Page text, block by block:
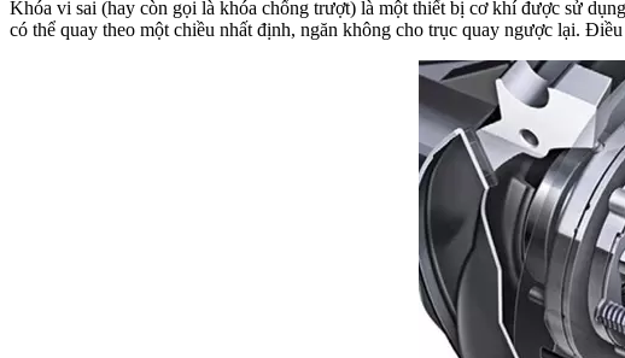
Khóa vi sai (hay còn gọi là khóa chống trượt) là một thiết bị cơ khí được sử
có thể quay theo một chiều nhất định, ngăn không cho trục quay ngược lại.